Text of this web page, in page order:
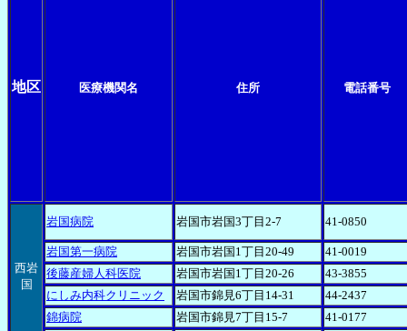
地区 医療機関名 住所 電話番号
西岩
国
岩国病院 岩国市岩国3丁目2-7 41-0850
岩国第一病院 岩国市岩国1丁目20-49
41-0019
後藤産婦人科医院
岩国市岩国1丁目20-26
43-3855
にしみ内科クリニック
岩国市錦見6丁目14-31
44-2437
錦病院
岩国市錦見7丁目15-7
41-0177